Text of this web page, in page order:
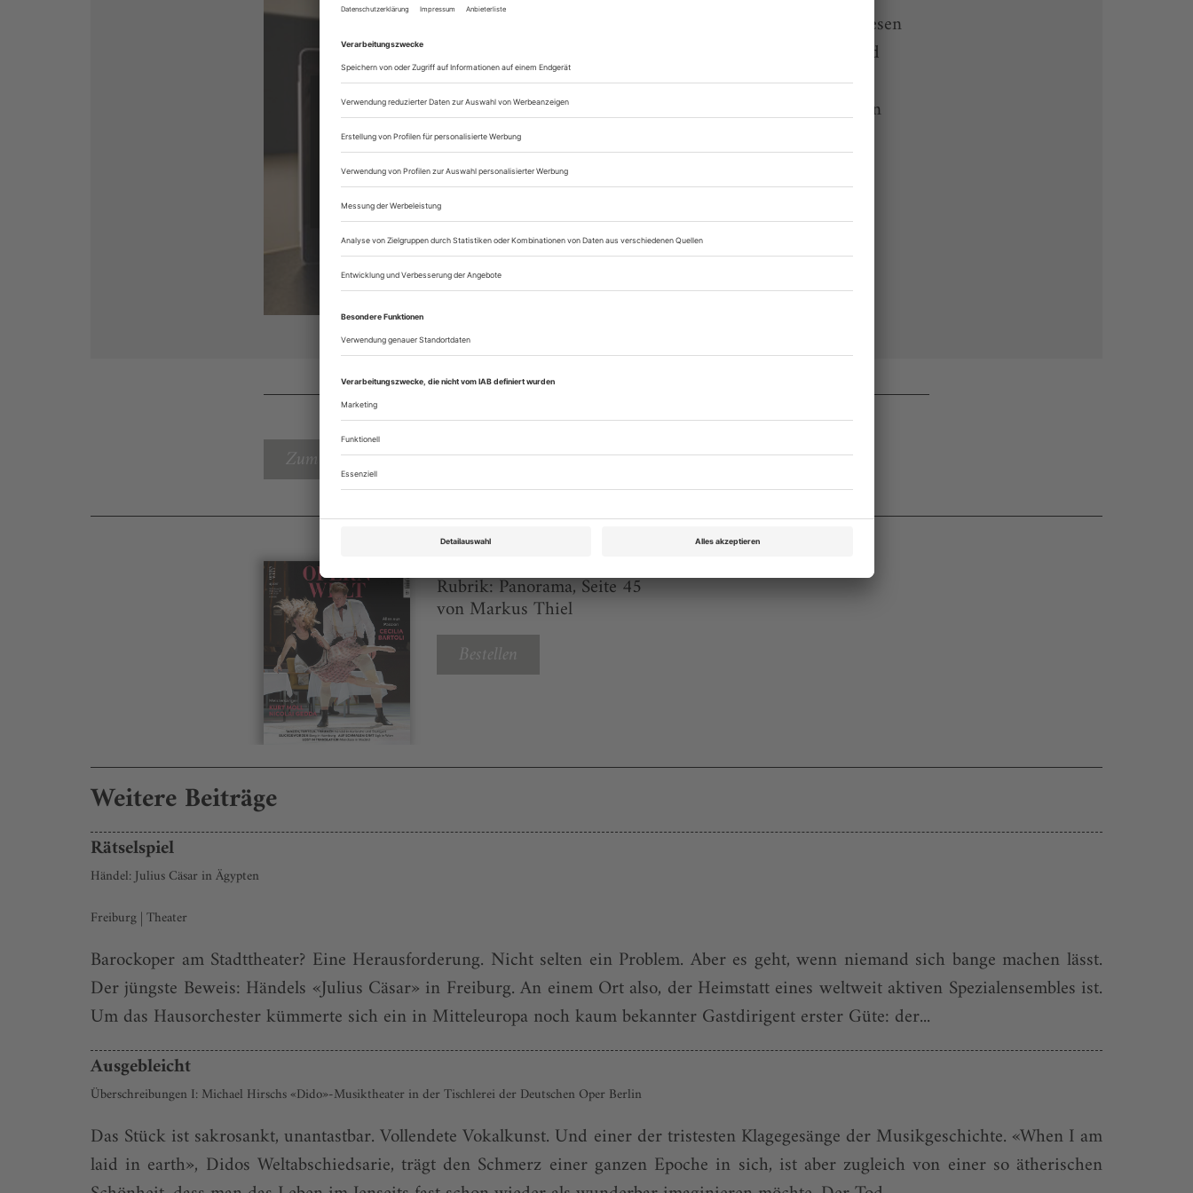
Alle Opernwelt-Artikel online lesen
Zugang zur Opernwelt-App und
zum ePaper
Lesegenuss auf allen Endgeräten
sofort nutzen
Zum Inhaltsverzeichnis
Rubrik: Panorama, Seite 45
von Markus Thiel
Bestellen
Weitere Beiträge
Rätselspiel
Händel: Julius Cäsar in Ägypten
Freiburg | Theater
Barockoper am Stadttheater? Eine Herausforderung. Nicht selten ein Problem. Aber es geht, wenn niemand sich bange machen lässt.
Der jüngste Beweis: Händels «Julius Cäsar» in Freiburg. An einem Ort also, der Heimstatt eines weltweit aktiven Spezialensembles ist.
Um das Hausorchester kümmerte sich ein in Mitteleuropa noch kaum bekannter Gastdirigent erster Güte: der...
Ausgebleicht
Überschreibungen I: Michael Hirschs «Dido»-Musiktheater in der Tischlerei der Deutschen Oper Berlin
Das Stück ist sakrosankt, unantastbar. Vollendete Vokalkunst. Und einer der tristesten Klagegesänge der Musikgeschichte. «When I am
laid in earth», Didos Weltabschiedsarie, trägt den Schmerz einer ganzen Epoche in sich, ist aber zugleich von einer so ätherischen